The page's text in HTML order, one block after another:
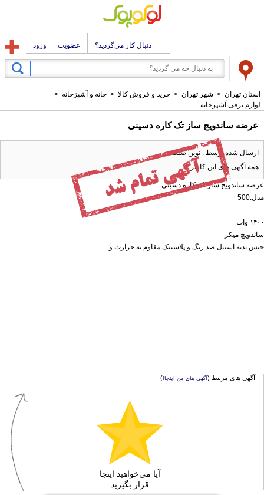
دنبال کار می‌گردید؟ عضویت ورود
استان تهران > شهر تهران > خرید و فروش کالا > خانه و آشپزخانه >
لوازم برقی آشپزخانه
عرضه ساندویج ساز تک کاره دسینی
ارسال شده توسط : نوین صنعت
همه آگهی های این کاربر
عرضه ساندویج ساز تک کاره دسینی
مدل:500
۱۴۰۰ وات
ساندویچ میکر
جنس بدنه استیل ضد زنگ و پلاستیک مقاوم به حرارت و..
آگهی های مرتبط (آگهی های من اینجا!)
آیا می‌خواهید اینجا
قرار بگیرید